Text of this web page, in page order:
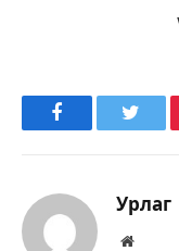
Facebook
Урлаг
Вэбсайт